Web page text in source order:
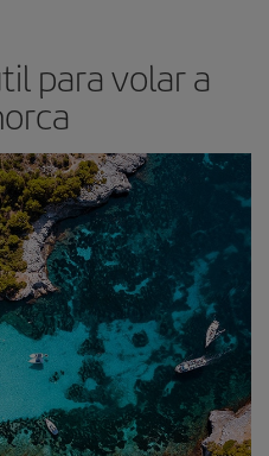
para volar a